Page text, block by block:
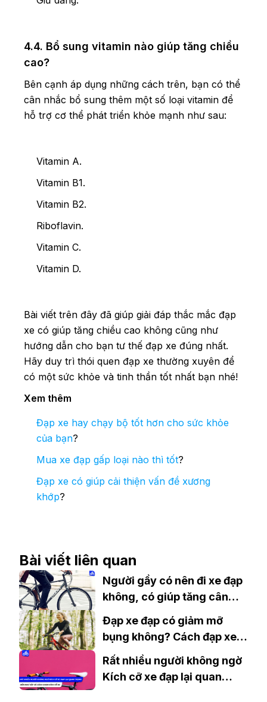
4.4. Bổ sung vitamin nào giúp tăng chiều
cao?
Bên cạnh áp dụng những cách trên, bạn có thể
cân nhắc bổ sung thêm một số loại vitamin để
hỗ trợ cơ thể phát triển khỏe mạnh như sau:
Vitamin A.
Vitamin B1.
Vitamin B2.
Riboflavin.
Vitamin C.
Vitamin D.
Bài viết trên đây đã giúp giải đáp thắc mắc đạp
xe có giúp tăng chiều cao không cũng như
hướng dẫn cho bạn tư thế đạp xe đúng nhất.
Hãy duy trì thói quen đạp xe thường xuyên để
có một sức khỏe và tinh thần tốt nhất bạn nhé!
Xem thêm
Đạp xe hay chạy bộ tốt hơn cho sức khỏe
của bạn?
Mua xe đạp gấp loại nào thì tốt?
Đạp xe có giúp cải thiện vấn đề xương
khớp?
Bài viết liên quan
Người gầy có nên đi xe đạp
không, có giúp tăng cân
Đạp xe đạp có giảm mỡ
bụng không? Cách đạp xe
hiệu quả nhất
Rất nhiều người không ngờ
Kích cỡ xe đạp lại quan